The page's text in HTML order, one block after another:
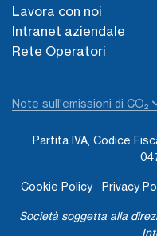
Lavora con noi
Intranet aziendale
Rete Operatori
Note sull'emissioni di CO₂
Partita IVA, Codice
Cookie Policy Privacy
Società soggetta alla